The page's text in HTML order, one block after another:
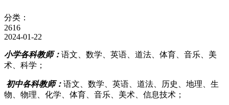
分类：
2616
2024-01-22
小学各科教师： 语文、数学、英语、道法、体育、音乐、美
术、科学；
初中各科教师： 语文、数学、英语、道法、历史、地理、生
物、物理、化学、体育、音乐、美术、信息技术；